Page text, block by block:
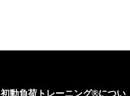
初動負荷トレーニング®につい